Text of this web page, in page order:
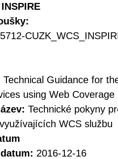
Technical Guidance for
using Web
Technické pokyny
WCS službu
2016-12-16